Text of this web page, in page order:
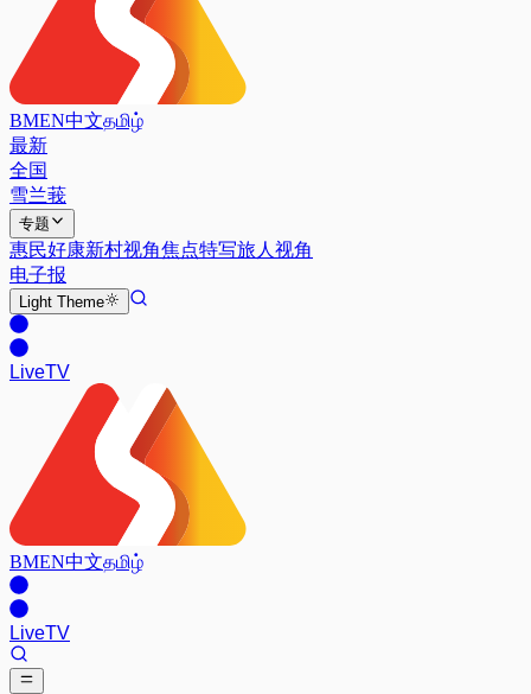
BMEN中文தமிழ்
最新
全国
雪兰莪
专题
惠民好康新村视角焦点特写旅人视角
电子报
Light Theme
LiveTV
BMEN中文தமிழ்
LiveTV